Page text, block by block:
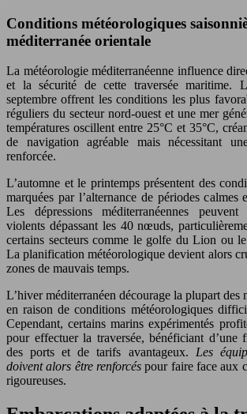
Conditions météorologiques
méditerranée orientale
La météorologie méditerranéenne influence
et la sécurité de cette traversée maritime.
septembre offrent les conditions les plus
réguliers du secteur nord-ouest et une mer
températures oscillent entre 25°C et 35°C,
de navigation agréable mais nécessitant
renforcée.
L’automne et le printemps présentent des
marquées par l’alternance de périodes calmes
Les dépressions méditerranéennes
violents dépassant les 40 nœuds,
certains secteurs comme le golfe du Lion ou
La planification météorologique devient alors
zones de mauvais temps.
L’hiver méditerranéen décourage la plupart des
en raison de conditions météorologiques
Cependant, certains marins expérimentés
pour effectuer la traversée, bénéficiant d’une
des ports et de tarifs avantageux. Les
doivent alors être renforcéspour faire face aux
rigoureuses.